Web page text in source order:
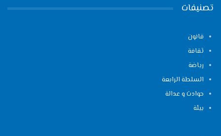
تصنيفات
قانون
ثقافة
رياضة
السلطة الرابعة
حوادث و عدالة
بيئة